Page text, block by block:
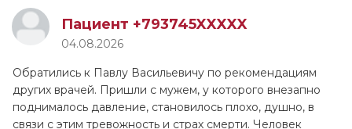
Пациент +793745XXXXX
04.08.2026
Обратились к Павлу Васильевичу по рекомендациям
других врачей. Пришли с мужем, у которого внезапно
поднималось давление, становилось плохо, душно, в
связи с этим тревожность и страх смерти. Человек